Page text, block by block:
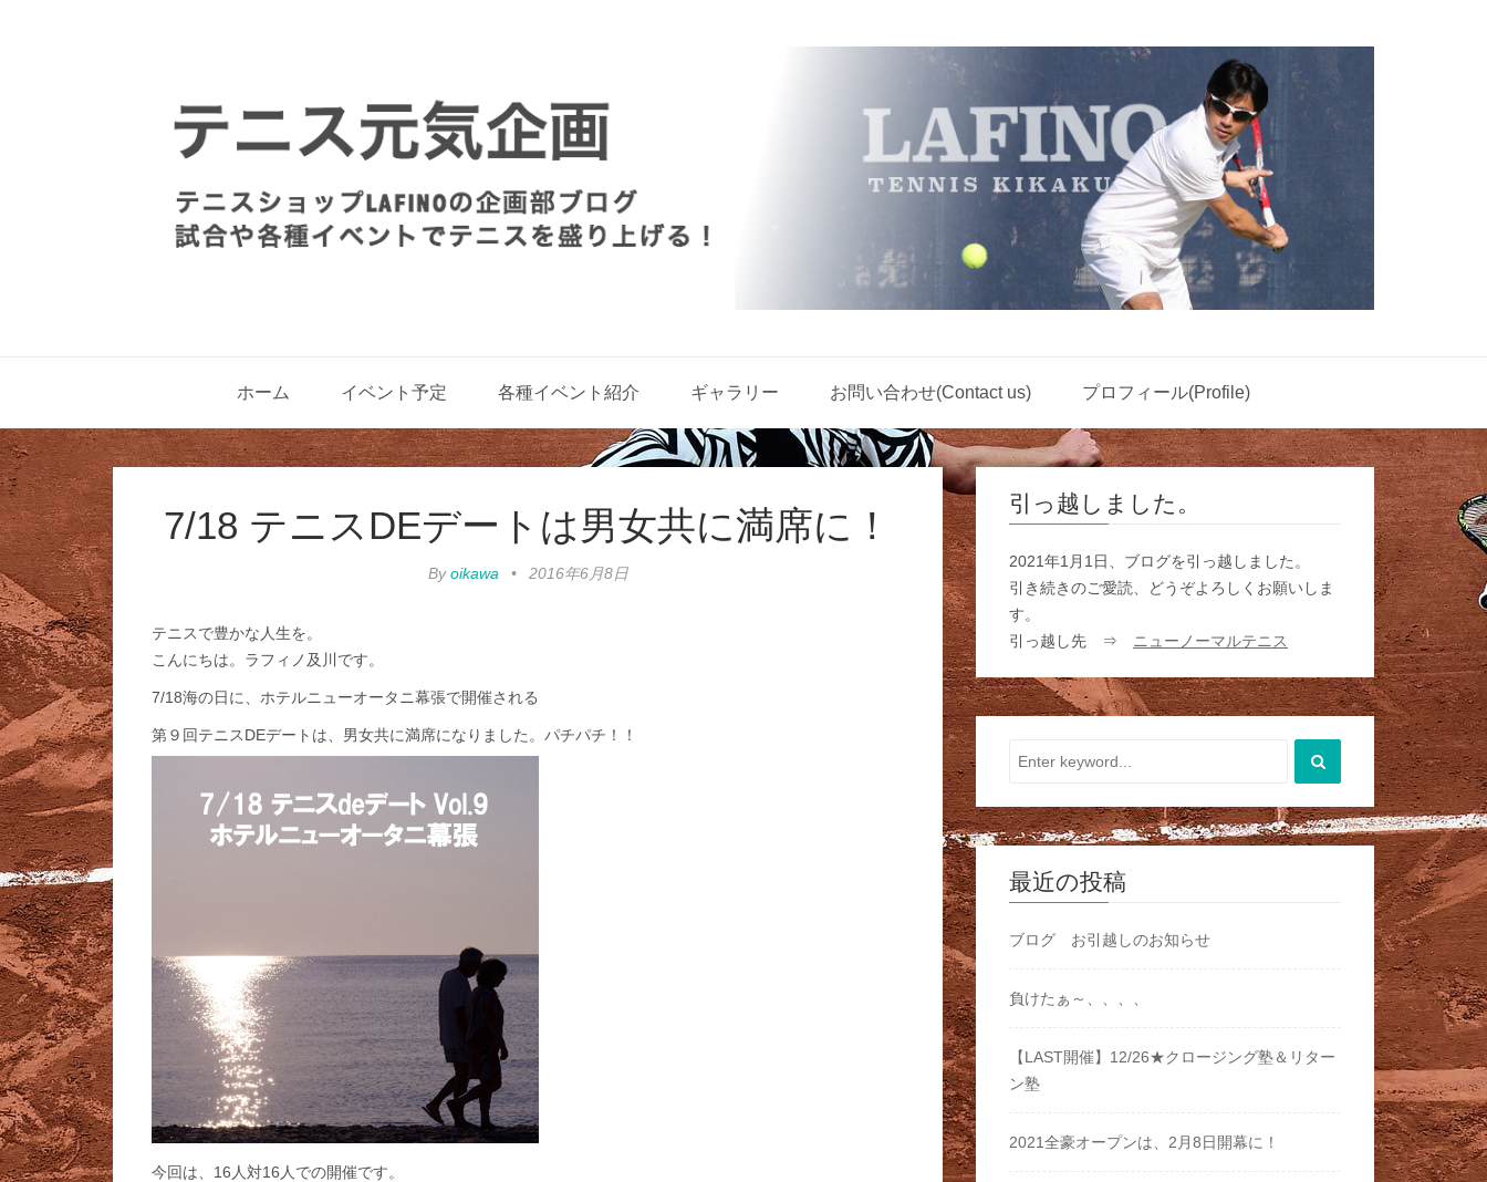
ホーム イベント予定 各種イベント紹介 ギャラリー お問い合わせ(Contact us) プロフィール(Profile)
7/18 テニスDEデートは男女共に満席に！
Byoikawa • 2016年6月8日
テニスで豊かな人生を。
こんにちは。ラフィノ及川です。
7/18海の日に、ホテルニューオータニ幕張で開催される
第９回テニスDEデートは、男女共に満席になりました。パチパチ！！
今回は、16人対16人での開催です。
引っ越しました。
2021年1月1日、ブログを引っ越しました。
引き続きのご愛読、どうぞよろしくお願いしま
す。
引っ越し先 ⇒
ニューノーマルテニス
最近の投稿
ブログ お引越しのお知らせ
負けたぁ～、、、、
【LAST開催】12/26★クロージング塾＆リター
ン塾
2021全豪オープンは、2月8日開幕に！